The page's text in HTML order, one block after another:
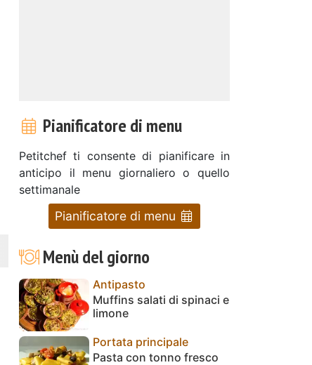
Pianificatore di menu
Petitchef ti consente di pianificare in
anticipo il menu giornaliero o quello
settimanale
Pianificatore di menu
Menù del giorno
Antipasto
Muffins salati di spinaci e
limone
Portata principale
Pasta con tonno fresco